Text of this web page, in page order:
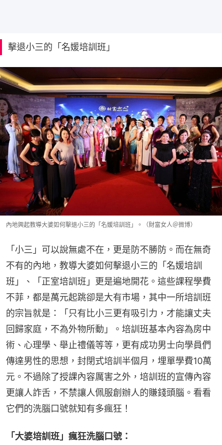
擊退小三的「名媛培訓班」
內地興起教導大婆如何擊退小三的「名媛培訓班」。（財富女人＠微博）
「小三」可以說無處不在，更是防不勝防。而在無奇
不有的內地，教導大婆如何擊退小三的「名媛培訓
班」、「正室培訓班」更是遍地開花。這些課程學費
不菲，都是萬元起跳卻是大有市場，其中一所培訓班
的宗旨就是：「只有比小三更有吸引力，才能讓丈夫
回歸家庭，不為外物所動」。培訓班基本內容為房中
術、心理學、舉止禮儀等等，更有成功男士向學員們
傳達男性的思想，封閉式培訓半個月，埋單學費10萬
元。不過除了授課內容厲害之外，培訓班的宣傳內容
更讓人詐舌，不禁讓人佩服創辦人的賺錢頭腦。看看
它們的洗腦口號就知有多瘋狂！
「大婆培訓班」瘋狂洗腦口號：